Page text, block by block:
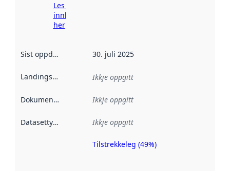
Les meir om
innhenting
her
Sist oppdatert 30. juli 2025
Landingsside Ikkje oppgitt
Dokumentasjon Ikkje oppgitt
Datasettype Ikkje oppgitt
Metadatakvalitet
Tilstrekkeleg (49%)